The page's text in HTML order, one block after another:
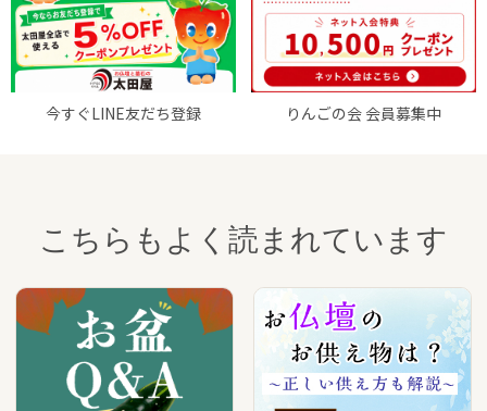
今すぐLINE友だち登録 りんごの会 会員募集中
こちらもよく読まれています